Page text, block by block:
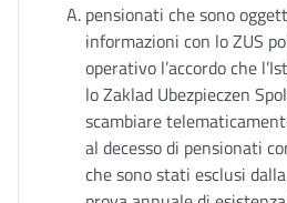
pensionati che sono
informazioni con lo ZUS
operativo l’accordo che
lo Zaklad Ubezpieczen
scambiare
al decesso di pensionati
che sono stati esclusi